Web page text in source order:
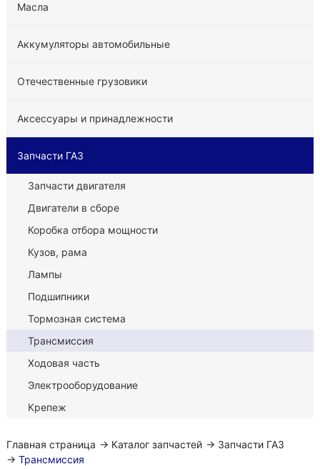
Масла
Аккумуляторы автомобильные
Отечественные грузовики
Аксессуары и принадлежности
Запчасти ГАЗ
Запчасти двигателя
Двигатели в сборе
Коробка отбора мощности
Кузов, рама
Лампы
Подшипники
Тормозная система
Трансмиссия
Ходовая часть
Электрооборудование
Крепеж
Главная страница → Каталог запчастей → Запчасти ГАЗ
→ Трансмиссия